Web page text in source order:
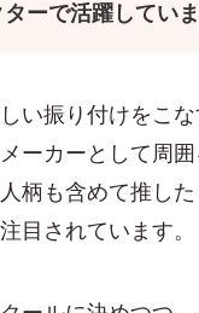
ーで活躍していま
い振り付けをこな
ーカーとして周
柄も含めて推し
目されています。